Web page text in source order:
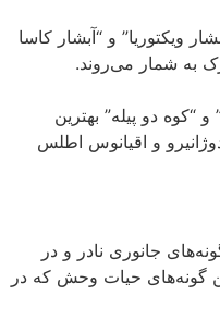
ویکتوریا” و “آبشار کاسا
به شمار می‌روند.
و “کوه دو پیله” بهترین
و اقیانوس اطلس
جانوری نادر و در
حیات وحش که در